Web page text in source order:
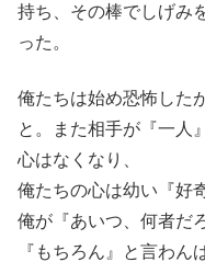
持ち、その棒でしげみ
った。
俺たちは始め恐怖した
と。また相手が『一人
心はなくなり、
俺たちの心は幼い『好
俺が『あいつ、何者だ
『もちろん』と言わん